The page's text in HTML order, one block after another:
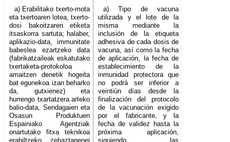
a) Erabilitako txerto-mota
eta txertoaren lotea, txerto-
dosi bakoitzaren etiketa
itsaskorra sartuta; halaber,
aplikazio-data, immunitate
babeslea ezartzeko data
(fabrikatzaileak eskatutako
txertaketa-protokoloa
amaitzen denetik hogeita
bat egunekoa izan beharko
da, gutxienez) eta
hurrengo txartatzera arteko
balio-data, Sendagaien eta
Osasun Produktuen
Espainiako Agentziak
onartutako fitxa teknikoa
erabiltzeko zehaztapenei
a) Tipo de vacuna
utilizada y el lote de la
misma mediante la
inclusión de la etiqueta
adhesiva de cada dosis de
vacuna, así como la fecha
de aplicación, la fecha de
establecimiento de la
inmunidad protectora que
no podrá ser inferior a
veintiún días desde la
finalización del protocolo
de la vacunación exigido
por el fabricante, y la
fecha de validez hasta la
próxima aplicación,
siguiendo las